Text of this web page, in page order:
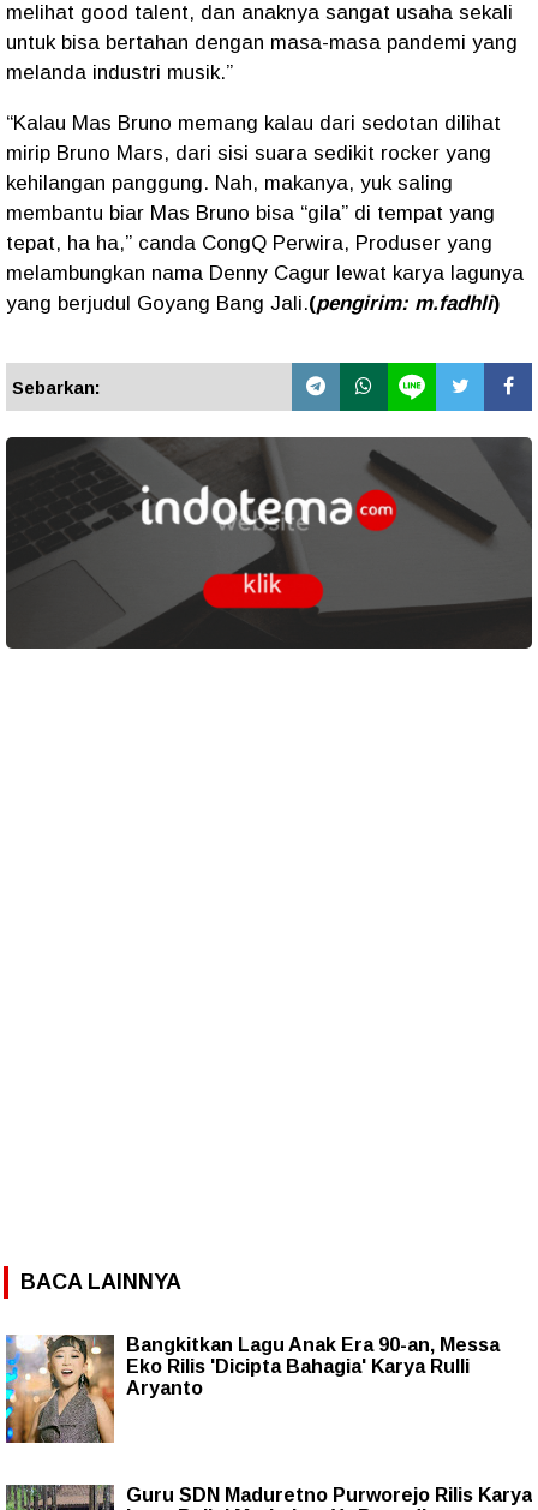
melihat good talent, dan anaknya sangat usaha sekali
untuk bisa bertahan dengan masa-masa pandemi yang
melanda industri musik.”
“Kalau Mas Bruno memang kalau dari sedotan dilihat
mirip Bruno Mars, dari sisi suara sedikit rocker yang
kehilangan panggung. Nah, makanya, yuk saling
membantu biar Mas Bruno bisa “gila” di tempat yang
tepat, ha ha,” canda CongQ Perwira, Produser yang
melambungkan nama Denny Cagur lewat karya lagunya
yang berjudul Goyang Bang Jali.(pengirim: m.fadhli)
Sebarkan:
BACA LAINNYA
Bangkitkan Lagu Anak Era 90-an, Messa
Eko Rilis 'Dicipta Bahagia' Karya Rulli
Aryanto
Guru SDN Maduretno Purworejo Rilis Karya